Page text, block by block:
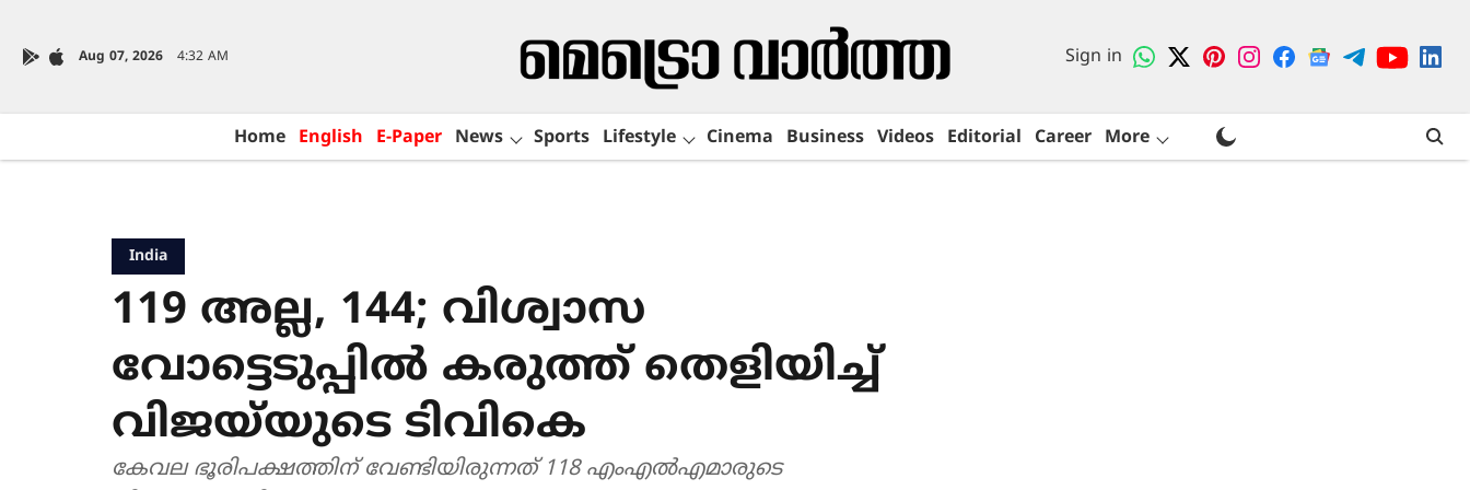
Aug 07, 2026 4:32 AM Sign in
Home English E-Paper News Sports Lifestyle Cinema Business Videos Editorial Career More
India
119 അല്ല, 144; വിശ്വാസ
വോട്ടെടുപ്പിൽ കരുത്ത് തെളിയിച്ച്
വിജയ്‌യുടെ ടിവികെ
കേവല ഭൂരിപക്ഷത്തിന് വേണ്ടിയിരുന്നത് 118 എംഎൽഎമാരുടെ